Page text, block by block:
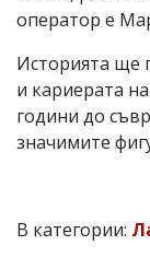
оператор е
Историята ще
и кариерата
години до
значимите
В категории: